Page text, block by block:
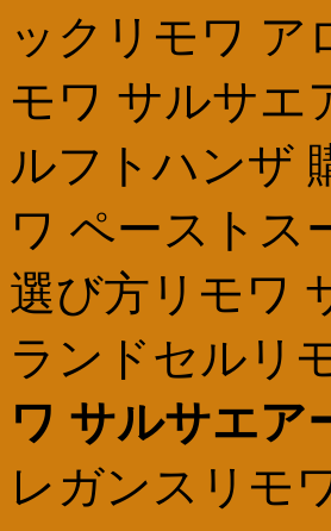
ックリモワ ア
モワ サルサエ
ルフトハンザ
ワ ペーストス
選び方リモワ
ランドセルリ
ワ サルサエア
レガンスリモ